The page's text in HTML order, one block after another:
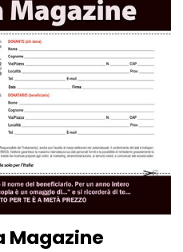
Magazine